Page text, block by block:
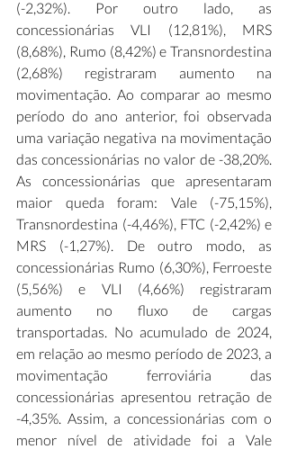
(-2,32%). Por outro lado, as
concessionárias VLI (12,81%), MRS
(8,68%), Rumo (8,42%) e Transnordestina
(2,68%) registraram aumento na
movimentação. Ao comparar ao mesmo
período do ano anterior, foi observada
uma variação negativa na movimentação
das concessionárias no valor de -38,20%.
As concessionárias que apresentaram
maior queda foram: Vale (-75,15%),
Transnordestina (-4,46%), FTC (-2,42%) e
MRS (-1,27%). De outro modo, as
concessionárias Rumo (6,30%), Ferroeste
(5,56%) e VLI (4,66%) registraram
aumento no fluxo de cargas
transportadas. No acumulado de 2024,
em relação ao mesmo período de 2023, a
movimentação ferroviária das
concessionárias apresentou retração de
-4,35%. Assim, a concessionárias com o
menor nível de atividade foi a Vale